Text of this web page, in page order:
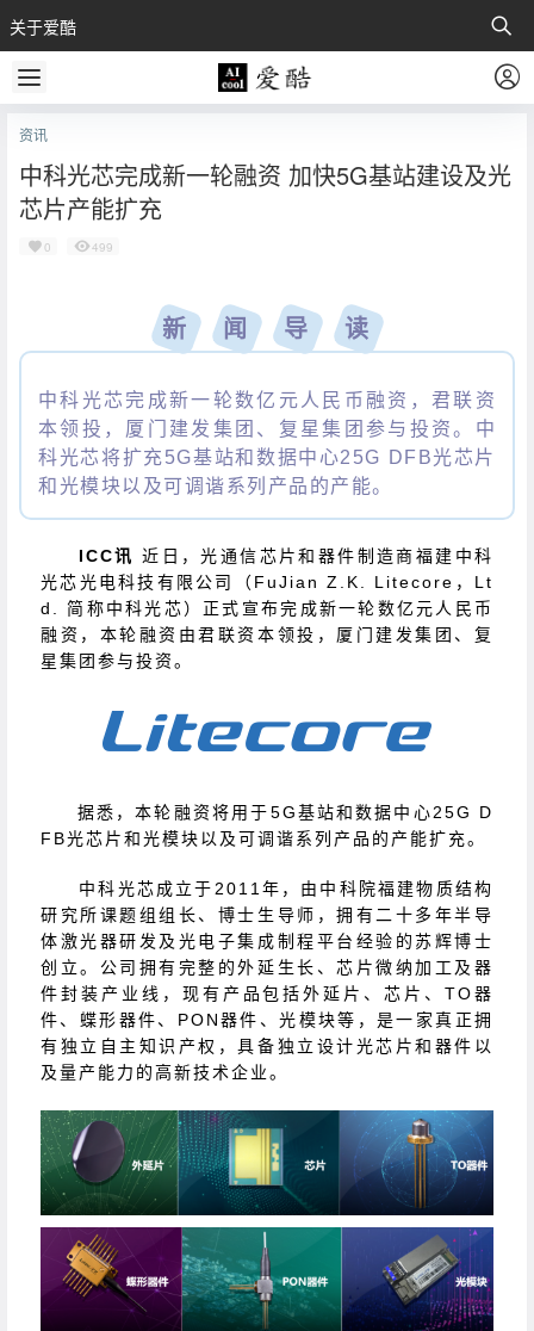
关于爱酷
资讯
中科光芯完成新一轮融资 加快5G基站建设及光
芯片产能扩充
0 499
新 闻 导 读
中科光芯完成新一轮数亿元人民币融资，君联资
本领投，厦门建发集团、复星集团参与投资。中
科光芯将扩充5G基站和数据中心25G DFB光芯片
和光模块以及可调谐系列产品的产能。
ICC讯近日，光通信芯片和器件制造商福建中科
光芯光电科技有限公司（FuJian Z.K. Litecore，Lt
d. 简称中科光芯）正式宣布完成新一轮数亿元人民币
融资，本轮融资由君联资本领投，厦门建发集团、复
星集团参与投资。
据悉，本轮融资将用于5G基站和数据中心25G D
FB光芯片和光模块以及可调谐系列产品的产能扩充。
中科光芯成立于2011年，由中科院福建物质结构
研究所课题组组长、博士生导师，拥有二十多年半导
体激光器研发及光电子集成制程平台经验的苏辉博士
创立。公司拥有完整的外延生长、芯片微纳加工及器
件封装产业线，现有产品包括外延片、芯片、TO器
件、蝶形器件、PON器件、光模块等，是一家真正拥
有独立自主知识产权，具备独立设计光芯片和器件以
及量产能力的高新技术企业。